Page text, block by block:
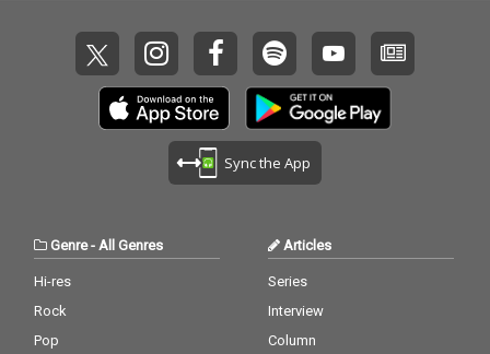
Sync the App
Genre-All Genres
Hi-res
Rock
Pop
Articles
Series
Interview
Column